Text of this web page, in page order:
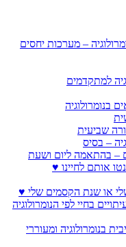
– מערכות יחסים
למתקדמים
בנומרולוגיה
שביעית
– בסיס
– בהתאמה ליום ושעת
אותם לחיינו ♥
או שנת הקסמים שלי ♥
בחיי לפי הנומרולוגיה
בנומרולוגיה ומעוררי